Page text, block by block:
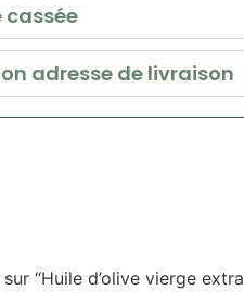
adresse de livraison
“Huile d’olive vierge extra